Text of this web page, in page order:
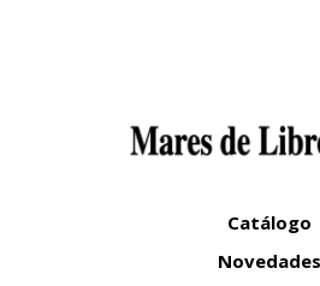
Catálogo
Novedades